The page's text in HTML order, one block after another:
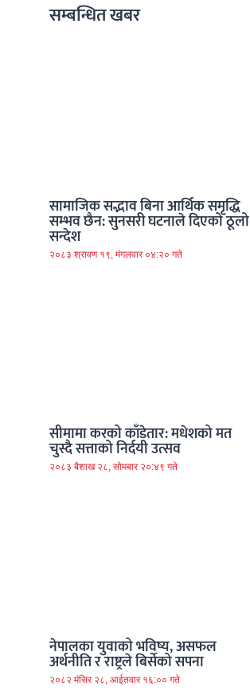
सम्बन्धित खबर
सामाजिक सद्भाव बिना आर्थिक समृद्धि
सम्भव छैन: सुनसरी घटनाले दिएको ठूलो
सन्देश
२०८३ श्रावण १९, मंगलवार ०४:२० गते
सीमामा करको काँडेतार: मधेशको मत
चुस्दै सत्ताको निर्दयी उत्सव
२०८३ बैशाख २८, सोमबार २०:४९ गते
नेपालका युवाको भविष्य, असफल
अर्थनीति र राष्ट्रले बिर्सेको सपना
२०८२ मंसिर २८, आईतवार १६:०० गते